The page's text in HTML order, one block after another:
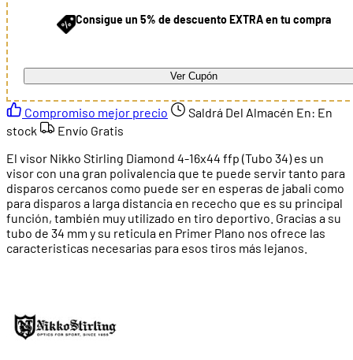
Consigue un 5% de descuento EXTRA en tu compra
Ver Cupón
Compromiso mejor precio Saldrá Del Almacén En: En
stock
Envío Gratis
El visor Nikko Stirling Diamond 4-16x44 ffp (Tubo 34) es un
visor con una gran polivalencia que te puede servir tanto para
disparos cercanos como puede ser en esperas de jabali como
para disparos a larga distancia en rececho que es su principal
función, también muy utilizado en tiro deportivo. Gracias a su
tubo de 34 mm y su reticula en Primer Plano nos ofrece las
caracteristicas necesarias para esos tiros más lejanos.